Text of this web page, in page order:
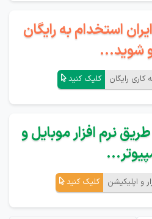
استخدام به رایگان
شوید...
رایگان کلیک کنید
نرم افزار موبایل و
و اپلیکیشن کلیک کنید